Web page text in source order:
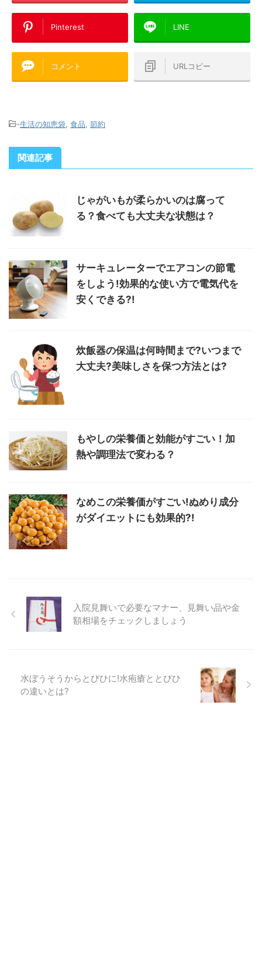
Pinterest LINE
コメント URLコピー
-生活の知恵袋 食品 節約
関連記事
じゃがいもが柔らかいのは腐って
る？食べても大丈夫な状態は？
サーキュレーターでエアコンの節電
をしよう!効果的な使い方で電気代を
安くできる?!
炊飯器の保温は何時間まで?いつまで
大丈夫?美味しさを保つ方法とは?
もやしの栄養価と効能がすごい！加
熱や調理法で変わる？
なめこの栄養価がすごい!ぬめり成分
がダイエットにも効果的?!
入院見舞いで必要なマナー、見舞い品や金
額相場をチェックしましょう
水ぼうそうからとびひに!水疱瘡ととびひ
の違いとは?